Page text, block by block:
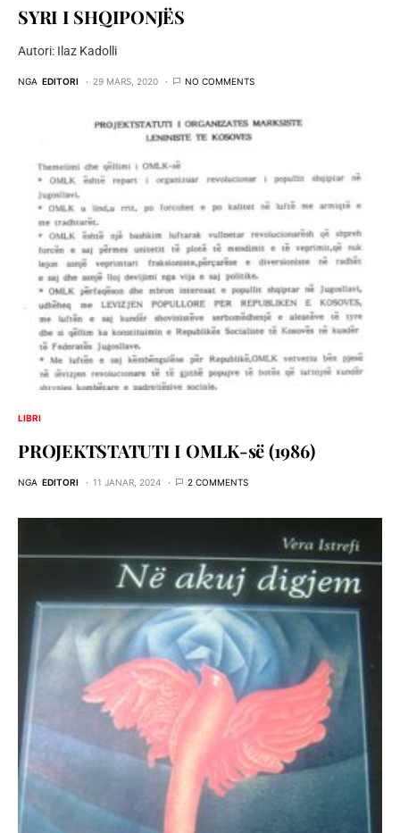
SYRI I SHQIPONJËS
Autori: Ilaz Kadolli
NGA EDITORI 29 MARS, 2020 NO COMMENTS
LIBRI
PROJEKTSTATUTI I OMLK-së (1986)
NGA EDITORI 11 JANAR, 2024 2 COMMENTS